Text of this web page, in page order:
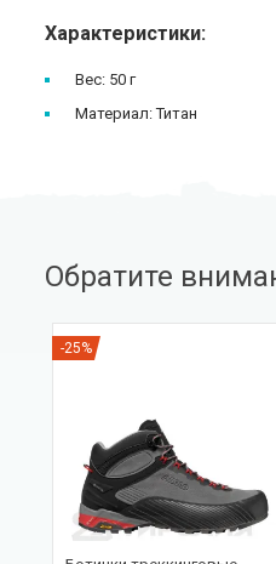
Характеристики:
Вес: 50 г
Материал: Титан
Обратите
-25%